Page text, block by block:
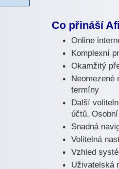
Co přináší
Online
Komplexní
Okamžitý
termíny
Další
účtů,
Snadná
Volitelná
Vzhled
Uživatelská